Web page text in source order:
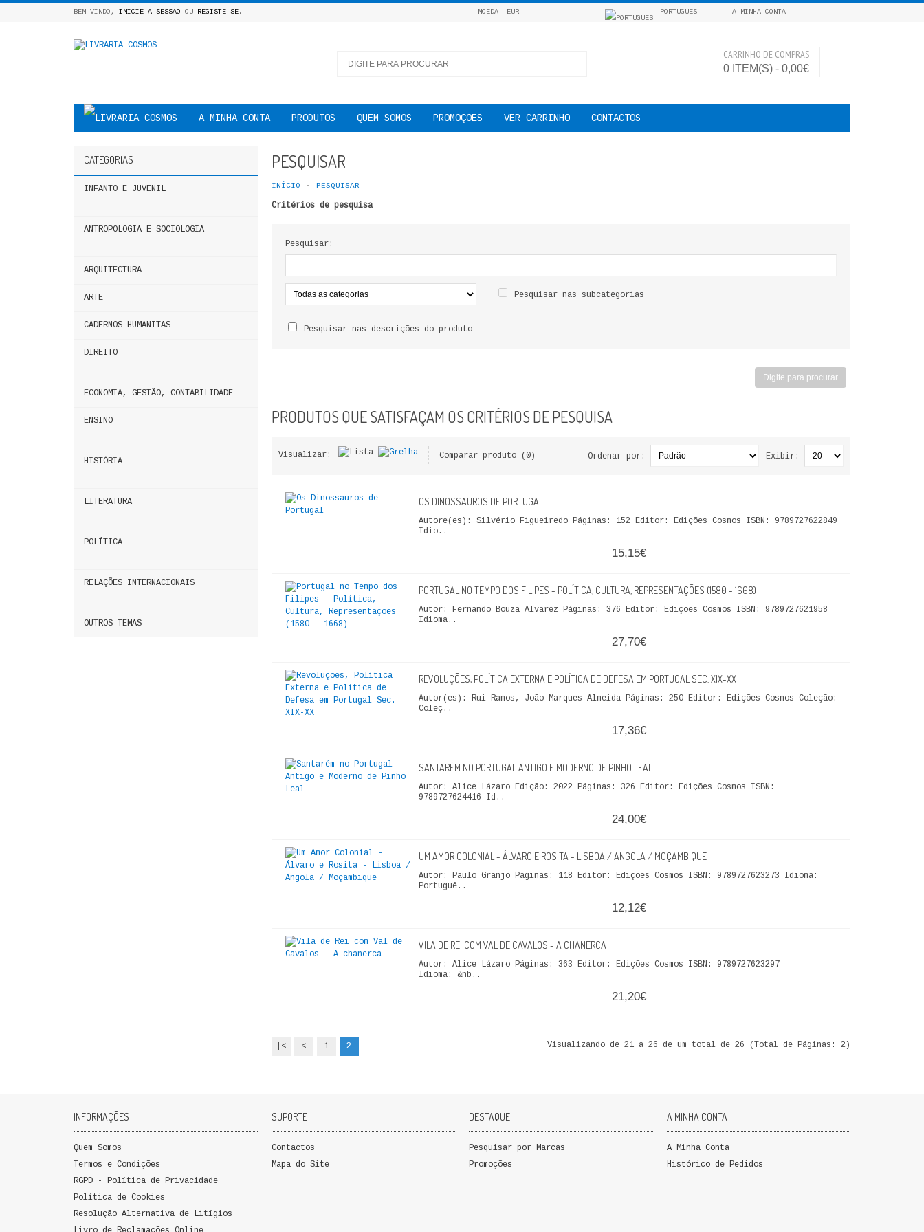
BEM-VINDO, INICIE A SESSÃO OU REGISTE-SE. MOEDA: EUR PORTUGUES A MINHA CONTA
CARRINHO DE COMPRAS
0 ITEM(S) - 0,00€
A MINHA CONTA PRODUTOS QUEM SOMOS PROMOÇÕES VER CARRINHO CONTACTOS
CATEGORIAS
INFANTO E JUVENIL
ANTROPOLOGIA E SOCIOLOGIA
ARQUITECTURA
ARTE
CADERNOS HUMANITAS
DIREITO
ECONOMIA, GESTÃO, CONTABILIDADE
ENSINO
HISTÓRIA
LITERATURA
POLÍTICA
RELAÇÕES INTERNACIONAIS
OUTROS TEMAS
PESQUISAR
INÍCIO PESQUISAR
Critérios de pesquisa
Pesquisar:
Pesquisar nas subcategorias
Pesquisar nas descrições do produto
PRODUTOS QUE SATISFAÇAM OS CRITÉRIOS DE PESQUISA
Visualizar: Comparar produto (0) Exibir:
Ordenar por:
OS DINOSSAUROS DE PORTUGAL
Autore(es): Silvério Figueiredo Páginas: 152 Editor: Edições Cosmos ISBN: 9789727622849
Idio..
15,15€
PORTUGAL NO TEMPO DOS FILIPES - POLÍTICA, CULTURA, REPRESENTAÇÕES (1580 - 1668)
Autor: Fernando Bouza Alvarez Páginas: 376 Editor: Edições Cosmos ISBN: 9789727621958
Idioma..
27,70€
REVOLUÇÕES, POLÍTICA EXTERNA E POLÍTICA DE DEFESA EM PORTUGAL SEC. XIX-XX
Autor(es): Rui Ramos, João Marques Almeida Páginas: 250 Editor: Edições Cosmos Coleção:
Coleç..
17,36€
SANTARÉM NO PORTUGAL ANTIGO E MODERNO DE PINHO LEAL
Autor: Alice Lázaro Edição: 2022 Páginas: 326 Editor: Edições Cosmos ISBN:
9789727624416 Id..
24,00€
UM AMOR COLONIAL - ÁLVARO E ROSITA - LISBOA / ANGOLA / MOÇAMBIQUE
Autor: Paulo Granjo Páginas: 118 Editor: Edições Cosmos ISBN: 9789727623273 Idioma:
Portuguê..
12,12€
VILA DE REI COM VAL DE CAVALOS - A CHANERCA
Autor: Alice Lázaro Páginas: 363 Editor: Edições Cosmos ISBN: 9789727623297
Idioma: &nb..
21,20€
|< < 1 2 Visualizando de 21 a 26 de um total de 26 (Total de Páginas: 2)
INFORMAÇÕES
Quem Somos
Termos e Condições
RGPD - Política de Privacidade
Política de Cookies
Resolução Alternativa de Litígios
SUPORTE
Contactos
Mapa do Site
DESTAQUE
Pesquisar por Marcas
Promoções
A MINHA CONTA
A Minha Conta
Histórico de Pedidos